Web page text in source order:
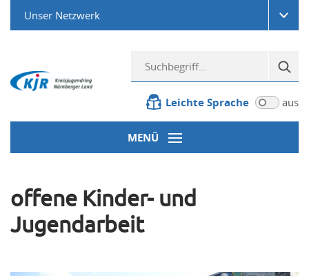
Unser Netzwerk
Leichte Sprache aus
MENÜ
offene Kinder- und
Jugendarbeit